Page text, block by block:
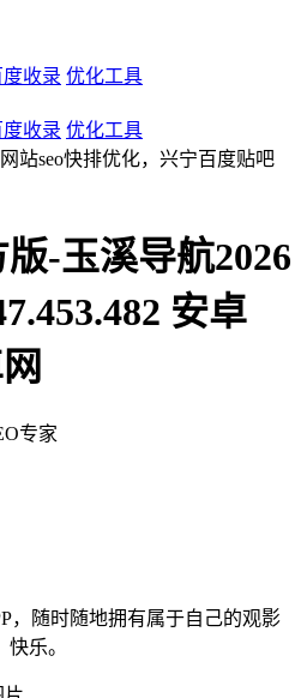
度收录 优化工具
度收录 优化工具
站seo快排优化，兴宁百度贴吧
-玉溪导航2026
安卓
专家
，随时随地拥有属于自己的观影
乐。